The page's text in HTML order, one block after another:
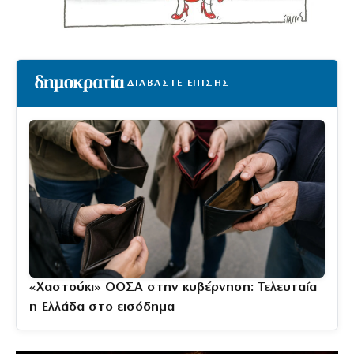
ΔΙΑΒΑΣΤΕ ΕΠΙΣΗΣ
«Χαστούκι» ΟΟΣΑ στην κυβέρνηση: Τελευταία
η Ελλάδα στο εισόδημα